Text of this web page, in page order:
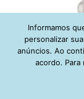
Informamos
personalizar
anúncios. Ao
acordo. Para